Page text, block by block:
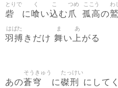
砦
とりで
に喰
く
い込
こ
む 爪
つめ
孤高
ここう
の鷲
わ
羽搏
はばた
きだけ 舞
ま
い上
あ
がる
あの蒼穹
そうきゅう
に磔刑
たっけい
にして